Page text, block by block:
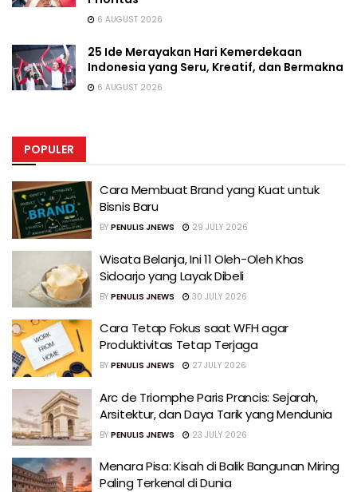
6 AUGUST 2026
25 Ide Merayakan Hari Kemerdekaan
Indonesia yang Seru, Kreatif, dan Bermakna
6 AUGUST 2026
POPULER
Cara Membuat Brand yang Kuat untuk
Bisnis Baru
BY PENULIS JNEWS 29 JULY 2026
Wisata Belanja, Ini 11 Oleh-Oleh Khas
Sidoarjo yang Layak Dibeli
BY PENULIS JNEWS 30 JULY 2026
Cara Tetap Fokus saat WFH agar
Produktivitas Tetap Terjaga
BY PENULIS JNEWS 27 JULY 2026
Arc de Triomphe Paris Prancis: Sejarah,
Arsitektur, dan Daya Tarik yang Mendunia
BY PENULIS JNEWS 23 JULY 2026
Menara Pisa: Kisah di Balik Bangunan Miring
Paling Terkenal di Dunia